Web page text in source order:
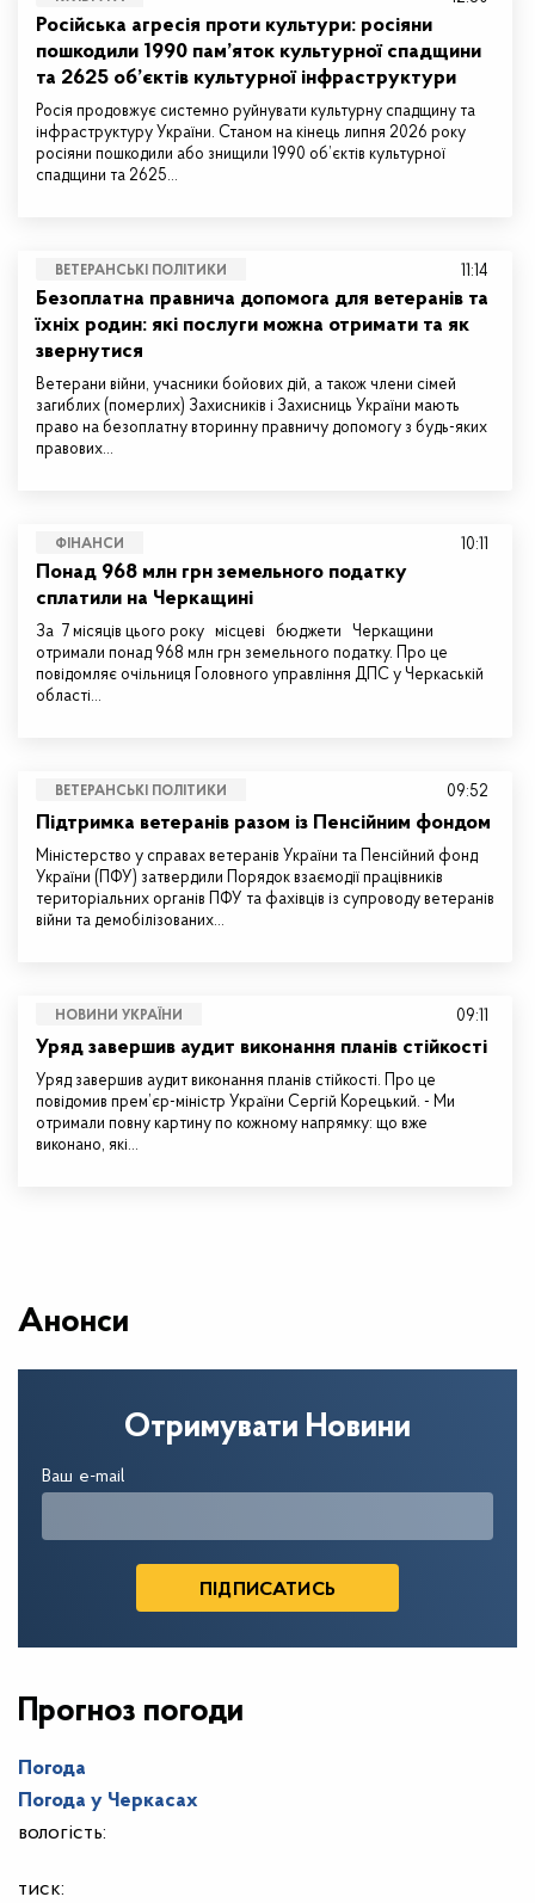
Російська агресія проти культури: росіяни
пошкодили 1990 пам’яток культурної спадщини
та 2625 об’єктів культурної інфраструктури
Росія продовжує системно руйнувати культурну спадщину та
інфраструктуру України. Станом на кінець липня 2026 року
росіяни пошкодили або знищили 1990 об’єктів культурної
спадщини та 2625…
ВЕТЕРАНСЬКІ ПОЛІТИКИ
Безоплатна правнича допомога для ветеранів та
їхніх родин: які послуги можна отримати та як
звернутися
Ветерани війни, учасники бойових дій, а також члени сімей
загиблих (померлих) Захисників і Захисниць України мають
право на безоплатну вторинну правничу допомогу з будь-яких
правових…
11:14
ФІНАНСИ
Понад 968 млн грн земельного податку
сплатили на Черкащині
За 7 місяців цього року місцеві бюджети Черкащини
отримали понад 968 млн грн земельного податку. Про це
повідомляє очільниця Головного управління ДПС у Черкаській
області…
10:11
ВЕТЕРАНСЬКІ ПОЛІТИКИ
Підтримка ветеранів разом із Пенсійним фондом
Міністерство у справах ветеранів України та Пенсійний фонд
України (ПФУ) затвердили Порядок взаємодії працівників
територіальних органів ПФУ та фахівців із супроводу ветеранів
війни та демобілізованих…
09:52
НОВИНИ УКРАЇНИ
Уряд завершив аудит виконання планів стійкості
Уряд завершив аудит виконання планів стійкості. Про це
повідомив прем’єр-міністр України Сергій Корецький. - Ми
отримали повну картину по кожному напрямку: що вже
виконано, які…
09:11
Анонси
Отримувати Новини
Ваш e-mail
Прогноз погоди
Погода
Погода у Черкасах
вологість:
тиск: